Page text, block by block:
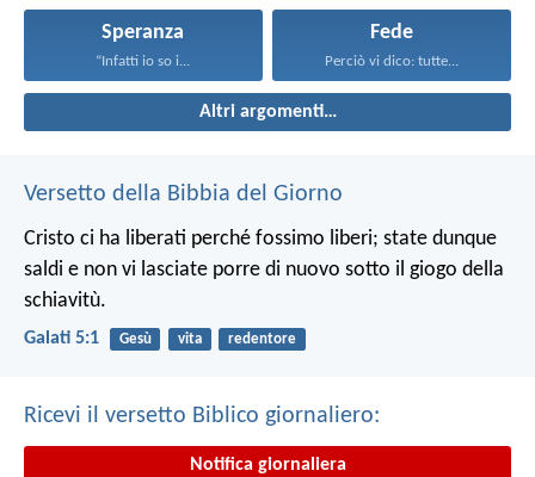
Speranza
“Infatti io so i...
Fede
Perciò vi dico: tutte...
Altri argomenti…
Versetto della Bibbia del Giorno
Cristo ci ha liberati perché fossimo liberi; state dunque
saldi e non vi lasciate porre di nuovo sotto il giogo della
schiavitù.
Galati 5:1 Gesù vita redentore
Ricevi il versetto Biblico giornaliero:
Notifica giornaliera